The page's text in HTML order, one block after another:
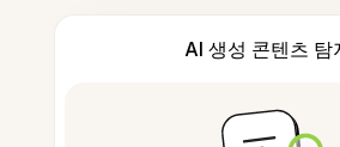
AI 생성 콘텐츠 탐